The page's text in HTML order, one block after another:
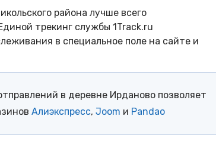
района лучше всего
трекинг службы 1Track.ru
в специальное поле на сайте и
в деревне Ирданово позволяет
Алиэкспресс, Joom и Pandao